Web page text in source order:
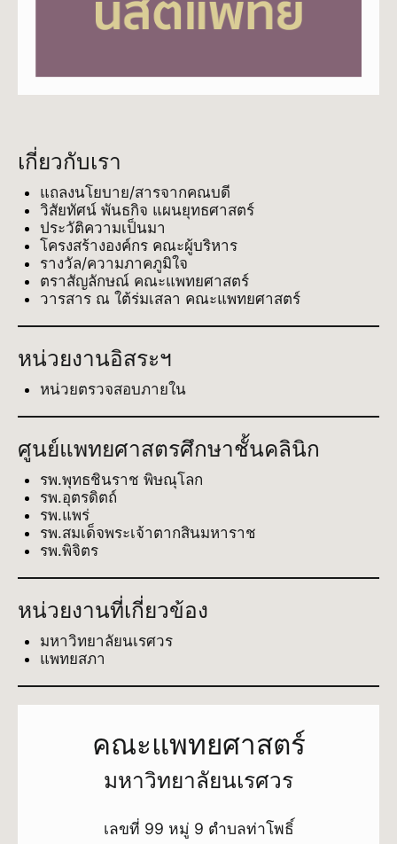
เกี่ยวกับเรา
แถลงนโยบาย/สารจากคณบดี
วิสัยทัศน์ พันธกิจ แผนยุทธศาสตร์
ประวัติความเป็นมา
โครงสร้างองค์กร คณะผู้บริหาร
รางวัล/ความภาคภูมิใจ
ตราสัญลักษณ์ คณะแพทยศาสตร์
วารสาร ณ ใต้ร่มเสลา คณะแพทยศาสตร์
หน่วยงานอิสระฯ
หน่วยตรวจสอบภายใน
ศูนย์แพทยศาสตรศึกษาชั้นคลินิก
รพ.พุทธชินราช พิษณุโลก
รพ.อุตรดิตถ์
รพ.แพร่
รพ.สมเด็จพระเจ้าตากสินมหาราช
รพ.พิจิตร
หน่วยงานที่เกี่ยวข้อง
มหาวิทยาลัยนเรศวร
แพทยสภา
คณะแพทยศาสตร์
มหาวิทยาลัยนเรศวร
เลขที่ 99 หมู่ 9 ตำบลท่าโพธิ์